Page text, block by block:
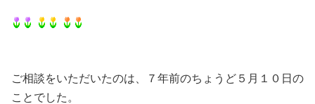
ご相談をいただいたのは、７年前のちょうど５月１０日の
ことでした。